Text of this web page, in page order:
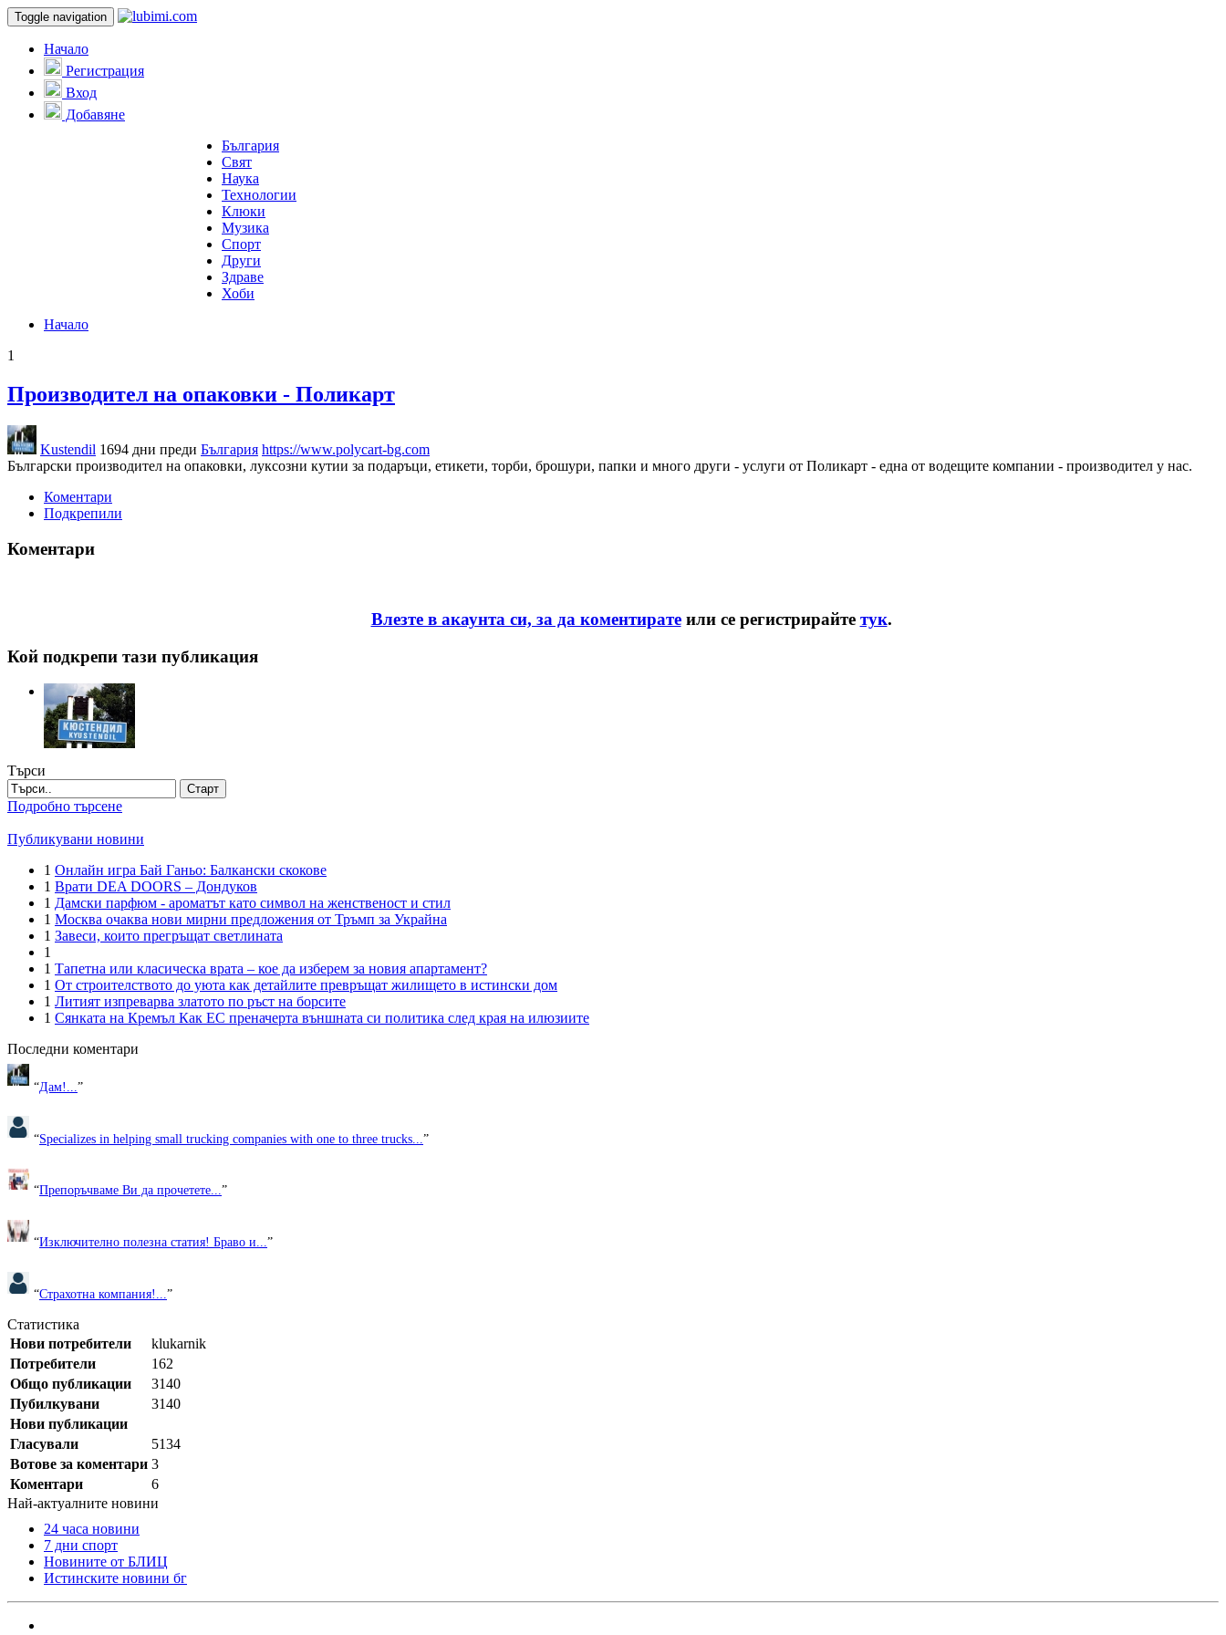
Toggle navigation
Начало
Регистрация
Вход
Добавяне
България
Свят
Наука
Технологии
Клюки
Музика
Спорт
Други
Здраве
Хоби
Начало
1
Производител на опаковки - Поликарт
Kustendil 1694 дни преди България https://www.polycart-bg.com
Български производител на опаковки, луксозни кутии за подаръци, етикети, торби, брошури, папки и много други - услуги от Поликарт - една от водещите компании - производител у нас.
Коментари
Подкрепили
Коментари
Влезте в акаунта си, за да коментиратеили се регистрирайте тук.
Кой подкрепи тази публикация
Търси
Старт
Подробно търсене
Публикувани новини
1 Онлайн игра Бай Ганьо: Балкански скокове
1 Врати DEA DOORS – Дондуков
1 Дамски парфюм - ароматът като символ на женственост и стил
1 Москва очаква нови мирни предложения от Тръмп за Украйна
1 Завеси, които прегръщат светлината
1
1 Тапетна или класическа врата – кое да изберем за новия апартамент?
1 От строителството до уюта как детайлите превръщат жилището в истински дом
1 Литият изпреварва златото по ръст на борсите
1 Сянката на Кремъл Как ЕС преначерта външната си политика след края на илюзиите
Последни коментари
“Дам!... ”
“Specializes in helping small trucking companies with one to three trucks... ”
“Препоръчваме Ви да прочетете...”
“Изключително полезна статия! Браво и... ”
“Страхотна компания!... ”
Статистика
Нови потребители
klukarnik
Потребители
162
Общо публикации
3140
Пубилкувани
3140
Нови публикации
Гласували
5134
Вотове за коментари 3
Коментари
6
Най-актуалните новини
24 часа новини
7 дни спорт
Новините от БЛИЦ
Истинските новини бг